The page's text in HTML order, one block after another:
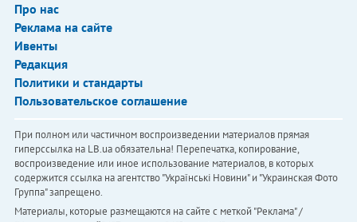
Про нас
Реклама на сайте
Ивенты
Редакция
Политики и стандарты
Пользовательское соглашение
При полном или частичном воспроизведении материалов прямая
гиперссылка на LB.ua обязательна! Перепечатка, копирование,
воспроизведение или иное использование материалов, в которых
содержится ссылка на агентство "Українськi Новини" и "Украинская Фото
Группа" запрещено.
Материалы, которые размещаются на сайте с меткой "Реклама" /